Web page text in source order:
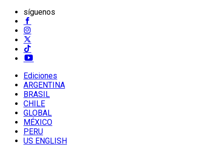
síguenos
Ediciones
ARGENTINA
BRASIL
CHILE
GLOBAL
MÉXICO
PERU
US ENGLISH